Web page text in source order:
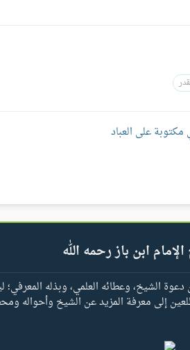
مكتوبة على العباد
ابن باز رحمه الله
الشيخ، وعطائه العلمي، وبذله المعرفي؛
إلى معرفة المزيد عن الشيخ وأحواله